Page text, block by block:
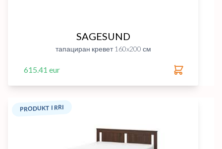
SAGESUND
тапациран кревет 160x200 см
615.41 eur
PRODUKT I RRI